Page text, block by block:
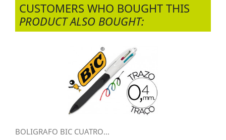
CUSTOMERS WHO BOUGHT THIS
PRODUCT ALSO BOUGHT:
BOLIGRAFO BIC CUATRO...